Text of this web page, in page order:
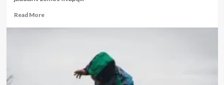
Read MoreRead